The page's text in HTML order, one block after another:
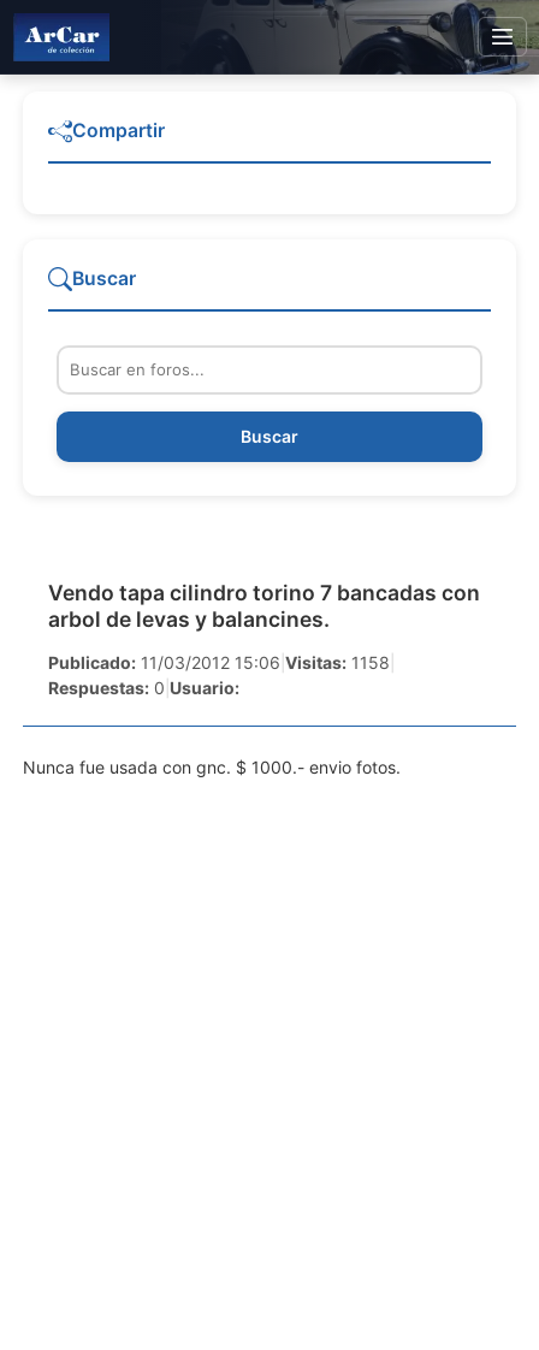
Vendo tapa cilindro torino 7 bancadas con
arbol de levas y balancines.
Publicado: 11/03/2012 15:06 Visitas: 1158
Respuestas: 0 Usuario:
Nunca fue usada con gnc. $ 1000.- envio fotos.
Compartir
Buscar
Buscar